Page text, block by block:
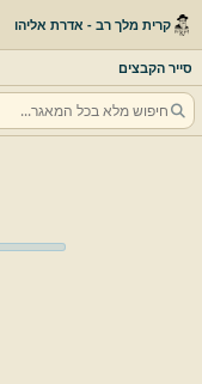
קרית מלך רב - אדרת אליהו
סייר הקבצים